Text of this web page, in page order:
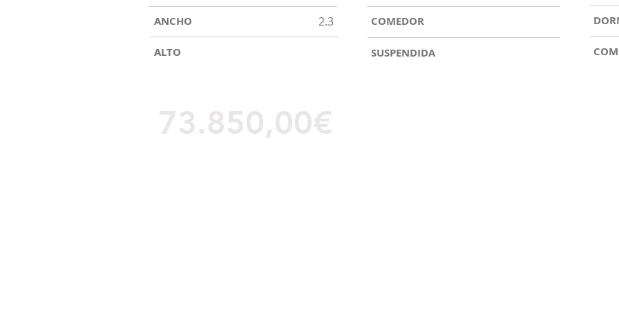
ANCHO 2.3
ALTO
COMEDOR
SUSPENDIDA
73.850,00€